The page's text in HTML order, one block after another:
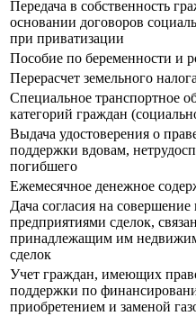
Передача в собственность
основании договоров
при приватизации
Пособие по беременности и
Перерасчет земельного
Специальное транспортное
категорий граждан
Выдача удостоверения о
поддержки вдовам,
погибшего
Ежемесячное денежное
Дача согласия на
предприятиями сделок,
принадлежащим им
сделок
Учет граждан, имеющих
поддержки по
приобретением и заменой